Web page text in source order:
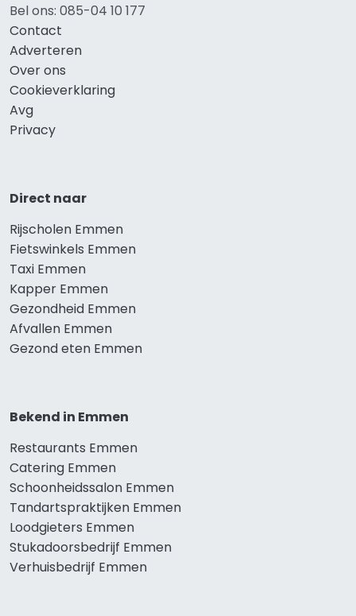
Bel ons: 085-04 10 177
Contact
Adverteren
Over ons
Cookieverklaring
Avg
Privacy
Direct naar
Rijscholen Emmen
Fietswinkels Emmen
Taxi Emmen
Kapper Emmen
Gezondheid Emmen
Afvallen Emmen
Gezond eten Emmen
Bekend in Emmen
Restaurants Emmen
Catering Emmen
Schoonheidssalon Emmen
Tandartspraktijken Emmen
Loodgieters Emmen
Stukadoorsbedrijf Emmen
Verhuisbedrijf Emmen